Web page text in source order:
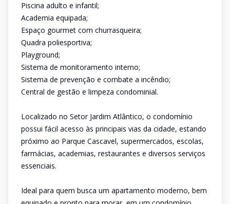
Piscina adulto e infantil;
Academia equipada;
Espaço gourmet com churrasqueira;
Quadra poliesportiva;
Playground;
Sistema de monitoramento interno;
Sistema de prevenção e combate a incêndio;
Central de gestão e limpeza condominial.
Localizado no Setor Jardim Atlântico, o condomínio
possui fácil acesso às principais vias da cidade, estando
próximo ao Parque Cascavel, supermercados, escolas,
farmácias, academias, restaurantes e diversos serviços
essenciais.
Ideal para quem busca um apartamento moderno, bem